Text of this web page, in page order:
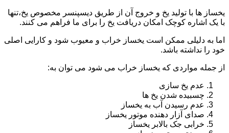
یخساز ها با تولید یخ و خروج آن از طریق دیسپنسر مخصوص یخ،تنها
با یک اشاره کوچک امکان دریافت یخ را برای ما فراهم می کنند.
اما به دلیلی ممکن است یخساز خراب و معیوب شود و کارایی اصلی
خود را نداشته باشد.
از جمله مواردی که یخساز خراب می شود می توان به:
عدم یخ سازی
چسبیده شدن یخ ها
عدم رسیدن آب به یخساز
صدای آزار دهنده موتور یخساز
خرابی جک بالابر یخساز